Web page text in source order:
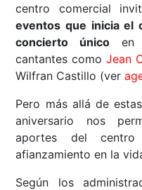
centro comercial
eventos que inicia el
concierto único en
cantantes como Jean
Wilfran Castillo (ver
Pero más allá de
aniversario nos
aportes del
afianzamiento en la
Según los